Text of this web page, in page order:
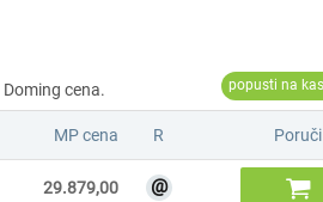
MP cena R Poruči
29.879,00 @ 